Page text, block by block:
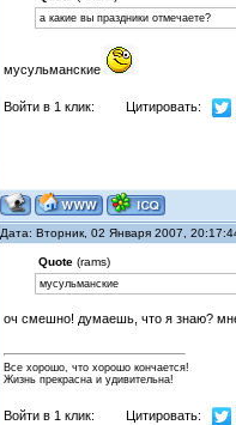
а какие вы праздники отмечаете?
мусульманские
Войти в 1 клик: Цитировать:
Дата: Вторник, 02 Января 2007,
Quote (rams)
мусульманские
оч смешно! думаешь, что я знаю?
Все хорошо, что хорошо кончается!
Жизнь прекрасна и удивительна!
Войти в 1 клик: Цитировать: